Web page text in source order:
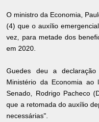
O ministro da Economia,
(4) que o auxílio
vez, para metade dos
em 2020.
Guedes deu a
Ministério da Economia ao
Senado, Rodrigo Pacheco
que a retomada do auxílio
necessárias".